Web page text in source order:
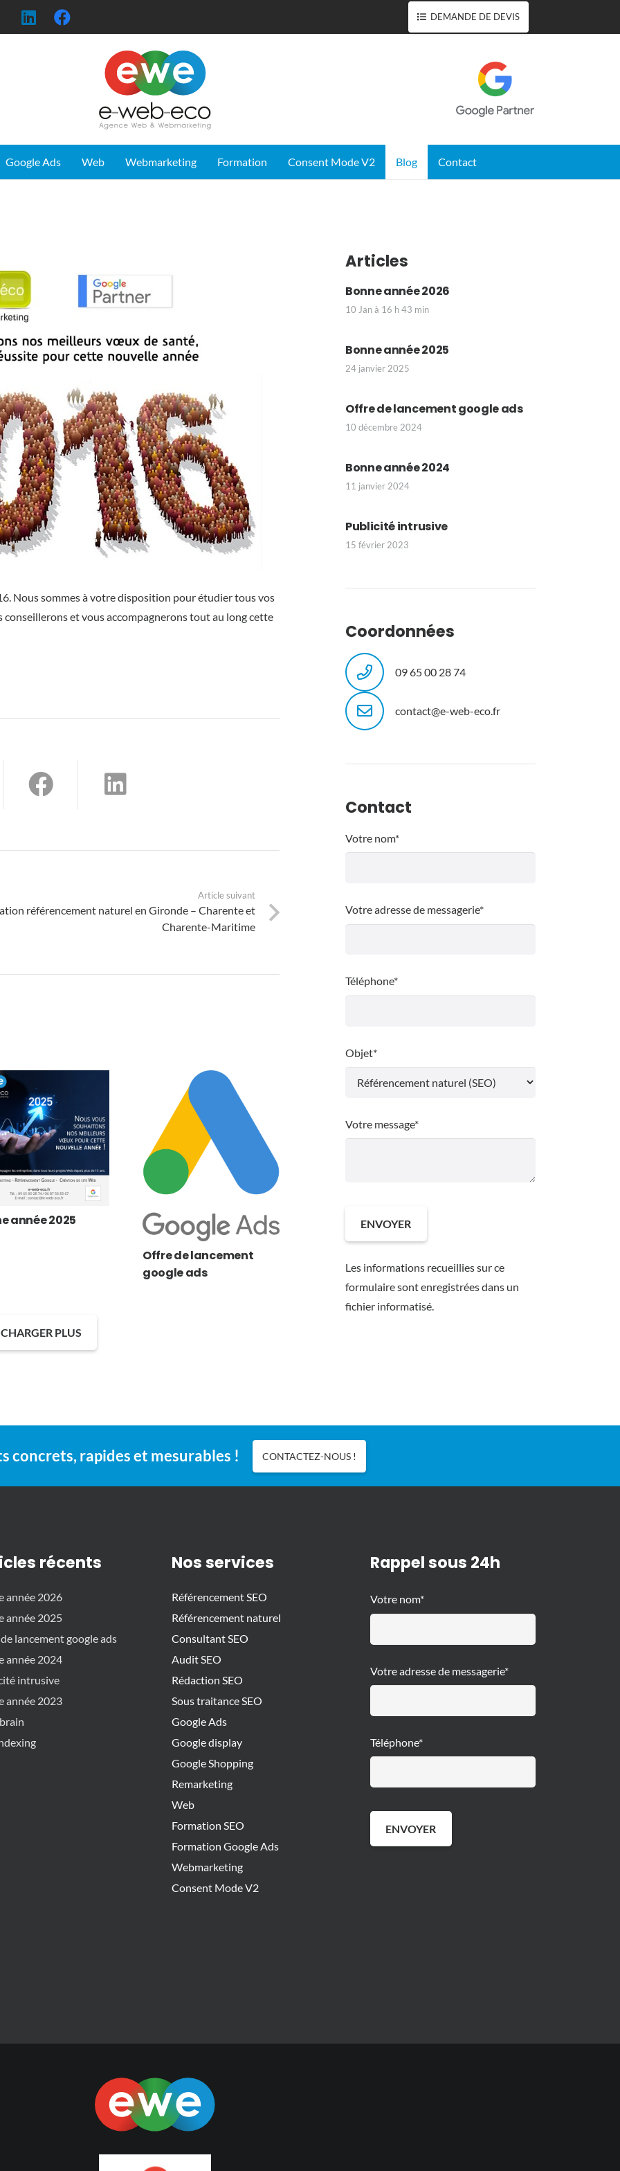
DEMANDE DE DEVIS
Google Ads Web Webmarketing Formation Consent Mode V2 Blog Contact
Nous sommes à votre disposition pour étudier tous vos
et vous accompagnerons tout au long cette
Article suivant
référencement naturel en Gironde – Charente et
Charente-Maritime
année 2025
Offre de lancement
google ads
CHARGER PLUS
Articles
Bonne année 2026
10 Jan à 16 h 43 min
Bonne année 2025
24 janvier 2025
Offre de lancement google ads
10 décembre 2024
Bonne année 2024
11 janvier 2024
Publicité intrusive
15 février 2023
Coordonnées
09 65 00 28 74
contact@e-web-eco.fr
Contact
Votre nom*
Votre adresse de messagerie*
Téléphone*
Objet*
Votre message*
Les informations recueillies sur ce
formulaire sont enregistrées dans un
fichier informatisé.
concrets, rapides et mesurables ! CONTACTEZ-NOUS !
récents
année 2026
année 2025
lancement google ads
année 2024
intrusive
année 2023
Nos services
Référencement SEO
Référencement naturel
Consultant SEO
Audit SEO
Rédaction SEO
Sous traitance SEO
Google Ads
Google display
Google Shopping
Remarketing
Web
Formation SEO
Formation Google Ads
Webmarketing
Consent Mode V2
Rappel sous 24h
Votre nom*
Votre adresse de messagerie*
Téléphone*